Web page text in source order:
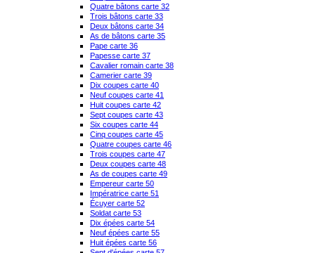
Quatre bâtons carte 32
Trois bâtons carte 33
Deux bâtons carte 34
As de bâtons carte 35
Pape carte 36
Papesse carte 37
Cavalier romain carte 38
Camerier carte 39
Dix coupes carte 40
Neuf coupes carte 41
Huit coupes carte 42
Sept coupes carte 43
Six coupes carte 44
Cinq coupes carte 45
Quatre coupes carte 46
Trois coupes carte 47
Deux coupes carte 48
As de coupes carte 49
Empereur carte 50
Impératrice carte 51
Écuyer carte 52
Soldat carte 53
Dix épées carte 54
Neuf épées carte 55
Huit épées carte 56